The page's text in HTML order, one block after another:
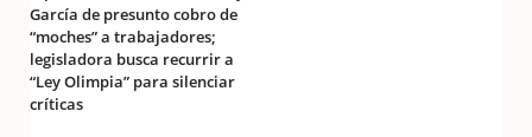
García de presunto cobro de
“moches” a trabajadores;
legisladora busca recurrir a
“Ley Olimpia” para silenciar
críticas